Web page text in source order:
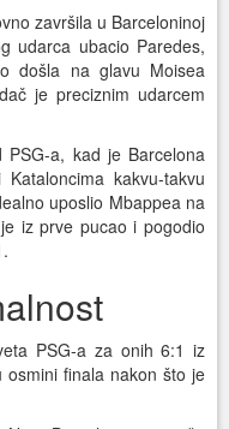
završila u Barceloninoj
udarca ubacio Paredes,
došla na glavu Moisea
je preciznim udarcem
a, kad je Barcelona
kakvu-takvu
uposlio Mbappea na
iz prve pucao i pogodio
PSG-a za onih 6:1 iz
osmini finala nakon što je